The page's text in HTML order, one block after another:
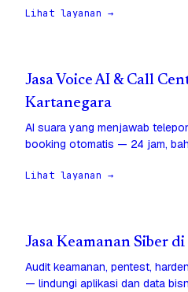
Lihat layanan →
Jasa Voice AI & Call
Kartanegara
AI suara yang menjawab
booking otomatis — 24 jam,
Lihat layanan →
Jasa Keamanan Siber
Audit keamanan, pentest,
— lindungi aplikasi dan data